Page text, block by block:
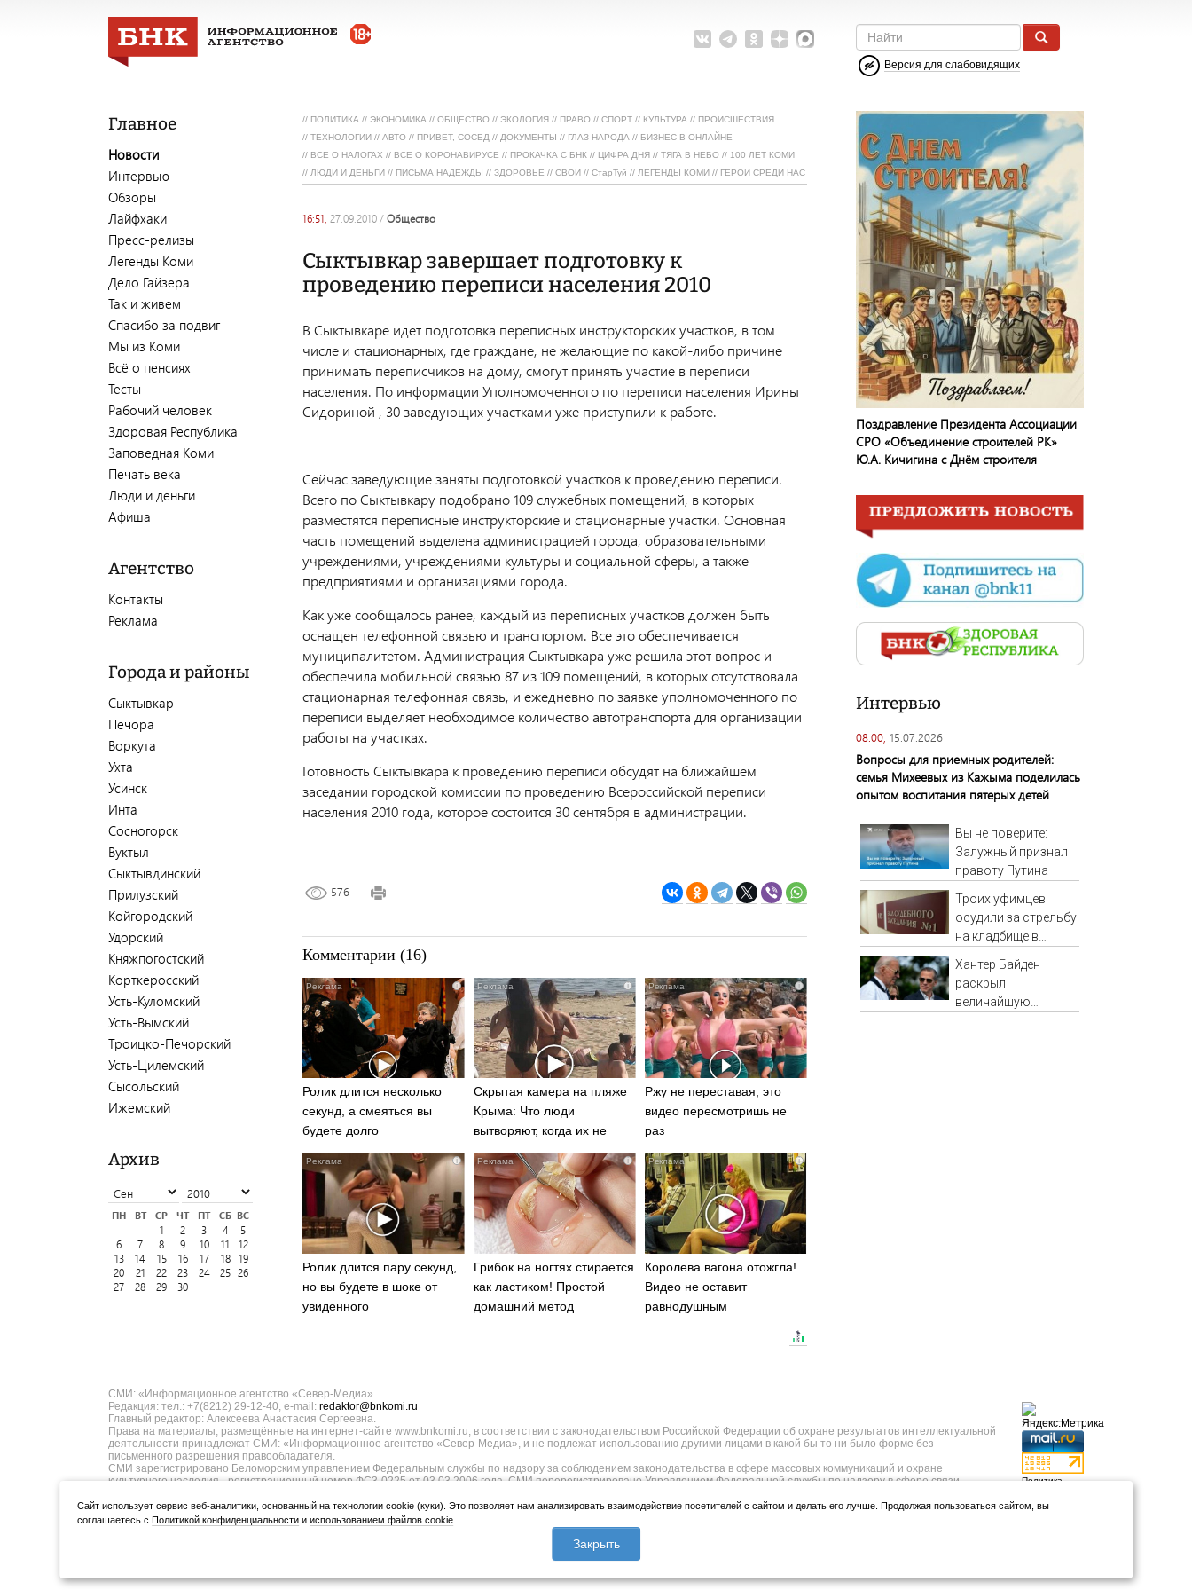
Версия для слабовидящих
Главное
Новости
Интервью
Обзоры
Лайфхаки
Пресс-релизы
Легенды Коми
Дело Гайзера
Так и живем
Спасибо за подвиг
Мы из Коми
Всё о пенсиях
Тесты
Рабочий человек
Здоровая Республика
Заповедная Коми
Печать века
Люди и деньги
Афиша
Агентство
Контакты
Реклама
Города и районы
Сыктывкар
Печора
Воркута
Ухта
Усинск
Инта
Сосногорск
Вуктыл
Сыктывдинский
Прилузский
Койгородский
Удорский
Княжпогостский
Корткеросский
Усть-Куломский
Усть-Вымский
Троицко-Печорский
Усть-Цилемский
Сысольский
Ижемский
Архив
ПН ВТ СР ЧТ ПТ СБ ВС
1
2 3 4
5
6
7 8 9 10 11
12
13
14 15 16 17 18
19
20
21 22 23 24 25 26
27
28 29 30
// ПОЛИТИКА // ЭКОНОМИКА // ОБЩЕСТВО // ЭКОЛОГИЯ // ПРАВО // СПОРТ // КУЛЬТУРА // ПРОИСШЕСТВИЯ
// ТЕХНОЛОГИИ // АВТО // ПРИВЕТ, СОСЕД // ДОКУМЕНТЫ // ГЛАЗ НАРОДА // БИЗНЕС В ОНЛАЙНЕ
// ВСЕ О НАЛОГАХ // ВСЕ О КОРОНАВИРУСЕ // ПРОКАЧКА С БНК // ЦИФРА ДНЯ // ТЯГА В НЕБО // 100 ЛЕТ КОМИ
// ЛЮДИ И ДЕНЬГИ // ПИСЬМА НАДЕЖДЫ // ЗДОРОВЬЕ // СВОИ // СтарТуй // ЛЕГЕНДЫ КОМИ // ГЕРОИ СРЕДИ НАС
16:51, 27.09.2010 / общество
Сыктывкар завершает подготовку к
проведению переписи населения 2010
В Сыктывкаре идет подготовка переписных инструкторских участков, в том
числе и стационарных, где граждане, не желающие по какой-либо причине
принимать переписчиков на дому, смогут принять участие в переписи
населения. По информации Уполномоченного по переписи населения Ирины
Сидориной , 30 заведующих участками уже приступили к работе.
Сейчас заведующие заняты подготовкой участков к проведению переписи.
Всего по Сыктывкару подобрано 109 служебных помещений, в которых
разместятся переписные инструкторские и стационарные участки. Основная
часть помещений выделена администрацией города, образовательными
учреждениями, учреждениями культуры и социальной сферы, а также
предприятиями и организациями города.
Как уже сообщалось ранее, каждый из переписных участков должен быть
оснащен телефонной связью и транспортом. Все это обеспечивается
муниципалитетом. Администрация Сыктывкара уже решила этот вопрос и
обеспечила мобильной связью 87 из 109 помещений, в которых отсутствовала
стационарная телефонная связь, и ежедневно по заявке уполномоченного по
переписи выделяет необходимое количество автотранспорта для организации
работы на участках.
Готовность Сыктывкара к проведению переписи обсудят на ближайшем
заседании городской комиссии по проведению Всероссийской переписи
населения 2010 года, которое состоится 30 сентября в администрации.
576
Комментарии (16)
i
Ролик длится несколько
секунд, а смеяться вы
будете долго
i
Скрытая камера на пляже
Крыма: Что люди
вытворяют, когда их не
видят...
i
Ржу не переставая, это
видео пересмотришь не
раз
i
Ролик длится пару секунд,
но вы будете в шоке от
увиденного
i
Грибок на ногтях стирается
как ластиком! Простой
домашний метод
i
Королева вагона отожгла!
Видео не оставит
равнодушным
Поздравление Президента Ассоциации
СРО «Объединение строителей РК»
Ю.А. Кичигина с Днём строителя
Интервью
08:00, 15.07.2026
Вопросы для приемных родителей:
семья Михеевых из Кажыма поделилась
опытом воспитания пятерых детей
Вы не поверите:
Залужный признал
правоту Путина
Троих уфимцев
осудили за стрельбу
на кладбище в
Хантер Байден
раскрыл
величайшую
СМИ: «Информационное агентство «Север-Медиа»
Редакция: тел.: +7(8212) 29-12-40, e-mail: redaktor@bnkomi.ru
Главный редактор: Алексеева Анастасия Сергеевна.
Права на материалы, размещённые на интернет-сайте www.bnkomi.ru, в соответствии с законодательством Российской Федерации об охране результатов интеллектуальной
деятельности принадлежат СМИ: «Информационное агентство «Север-Медиа», и не подлежат использованию другими лицами в какой бы то ни было форме без
письменного разрешения правообладателя.
СМИ зарегистрировано Беломорским управлением Федеральным службы по надзору за соблюдением законодательства в сфере массовых коммуникаций и охране
культурного наследия - регистрационный номер ФС3-0225 от 03.03.2006 года. СМИ перерегистрировано Управлением Федеральной службы по надзору в сфере связи,
ТУ11-00371 от 01.06.2017 года. В запись о регистрации СМИ внесены изменения Федеральной службы по надзору в сфере связи, информационных технологий и массовых
коммуникаций в связи с изменением территории распространения, уточнением тематики - регистрационный номер ИА № ФС77-75817 от 23.05.2019 года.
Учредитель (соучредители): Администрация Главы Республики Коми и Правительства Республики Коми (167010, Республика Коми, г.Сыктывкар, ул.Коммунистическая, д.9);
ООО «Информационное агентство «Север-Медиа» (167000, Коми Республика, г.Сыктывкар, ул. Куратова, д.73/4).
Политика
Использование
Cайт использует сервис веб-аналитики, основанный на технологии cookie (куки). Это позволяет нам анализировать взаимодействие посетителей с сайтом и делать его лучше. Продолжая пользоваться сайтом, вы
соглашаетесь сПолитикой конфиденциальности ииспользованием файлов cookie
Закрыть